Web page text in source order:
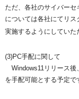
ただ、各社のサイバーセ
については各社にてリス
実施するように していた
(3)PC手配に関して
Windows11リリース後
を手配可能とする予定で